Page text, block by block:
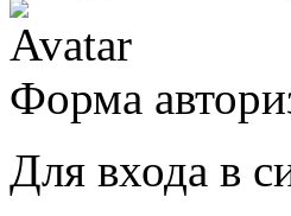
Форма
Для входа в